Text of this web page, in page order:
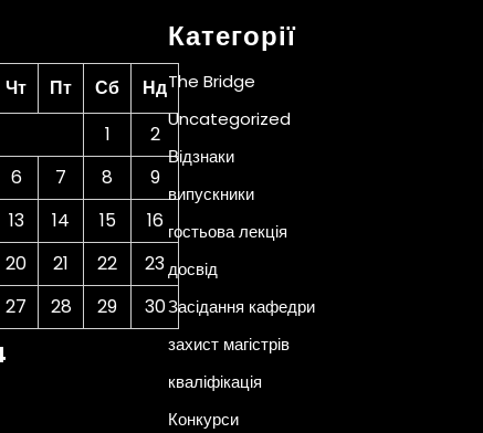
Чт Пт Сб
Нд
1
2
6 7 8
9
13 14 15
16
20 21 22
23
27 28 29 30
Категорії
The Bridge
Uncategorized
Відзнаки
випускники
гостьова лекція
досвід
Засідання кафедри
захист магістрів
кваліфікація
Конкурси